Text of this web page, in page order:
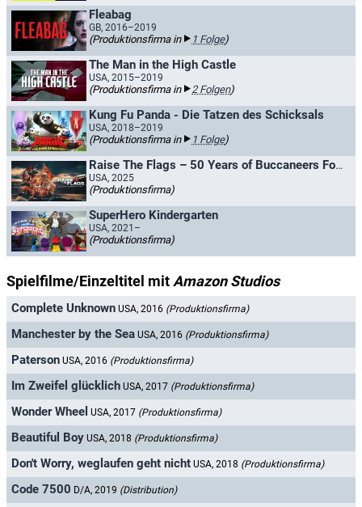
Fleabag
GB, 2016–2019
(Produktionsfirma in 1 Folge)
The Man in the High Castle
USA, 2015–2019
(Produktionsfirma in 2 Folgen)
Kung Fu Panda - Die Tatzen des Schicksals
USA, 2018–2019
(Produktionsfirma in 1 Folge)
Raise The Flags – 50 Years of Buccaneers Football
USA, 2025
(Produktionsfirma)
SuperHero Kindergarten
USA, 2021–
(Produktionsfirma)
Spielfilme/Einzeltitel mit Amazon Studios
Complete Unknown USA, 2016 (Produktionsfirma)
Manchester by the Sea USA, 2016 (Produktionsfirma)
Paterson USA, 2016 (Produktionsfirma)
Im Zweifel glücklich USA, 2017 (Produktionsfirma)
Wonder Wheel USA, 2017 (Produktionsfirma)
Beautiful Boy USA, 2018 (Produktionsfirma)
Don't Worry, weglaufen geht nicht USA, 2018 (Produktionsfirma)
Code 7500 D/A, 2019 (Distribution)